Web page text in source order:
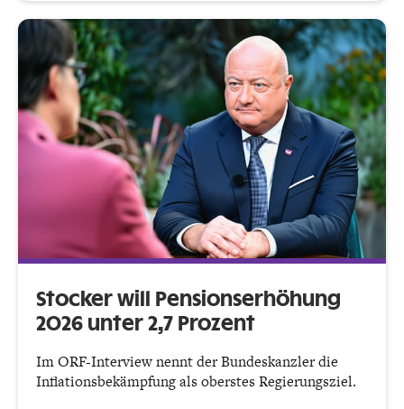
Stocker will Pensionserhöhung
2026 unter 2,7 Prozent
Im ORF-Interview nennt der Bundeskanzler die
Inflationsbekämpfung als oberstes Regierungsziel.